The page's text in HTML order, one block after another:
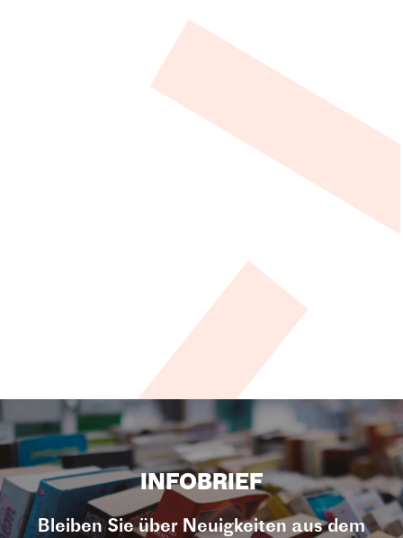
INFOBRIEF
Bleiben Sie über Neuigkeiten aus dem